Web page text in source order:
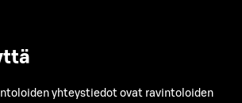
yhteystiedot ovat ravintoloiden